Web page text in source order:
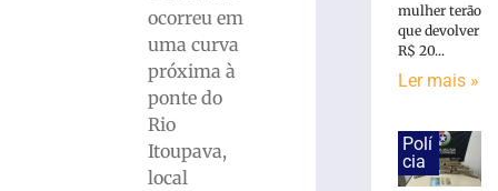
ocorreu em
uma curva
próxima à
ponte do
Rio
Itoupava,
local
Homem
mulher terão
que devolver
R$ 20...
Ler mais »
Polí
cia